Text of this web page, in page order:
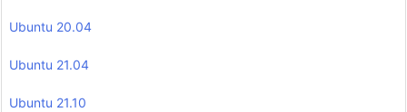
Ubuntu 20.04
Ubuntu 21.04
Ubuntu 21.10